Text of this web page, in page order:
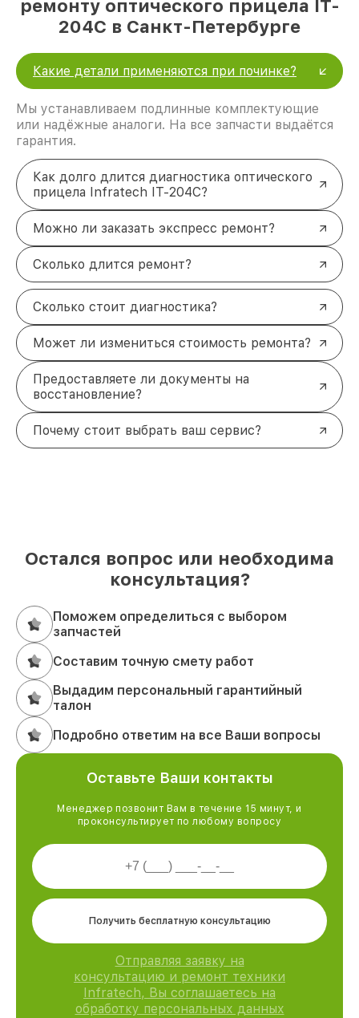
ремонту оптического прицела IT-
204C в Санкт-Петербурге
Какие детали применяются при починке?
Мы устанавливаем подлинные комплектующие
или надёжные аналоги. На все запчасти выдаётся
гарантия.
Как долго длится диагностика оптического
прицела Infratech IT-204C?
Можно ли заказать экспресс ремонт?
Сколько длится ремонт?
Сколько стоит диагностика?
Может ли измениться стоимость ремонта?
Предоставляете ли документы на
восстановление?
Почему стоит выбрать ваш сервис?
Остался вопрос или необходима
консультация?
Поможем определиться с выбором
запчастей
Составим точную смету работ
Выдадим персональный гарантийный
талон
Подробно ответим на все Ваши вопросы
Оставьте Ваши контакты
Менеджер позвонит Вам в течение 15 минут, и
проконсультирует по любому вопросу
Получить бесплатную консультацию
Отправляя заявку на
консультацию и ремонт техники
Infratech, Вы соглашаетесь на
обработку персональных данных